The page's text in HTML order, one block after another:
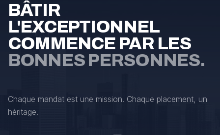
BÂTIR
L'EXCEPTIONNEL
COMMENCE PAR LES
BONNES PERSONNES.
Chaque mandat est une mission. Chaque placement, un
héritage.